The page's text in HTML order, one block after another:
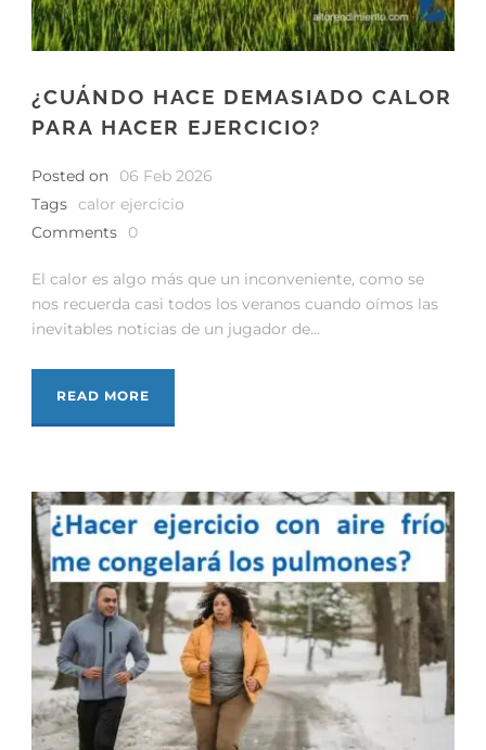
¿CUÁNDO HACE DEMASIADO CALOR
PARA HACER EJERCICIO?
Posted on
06 Feb 2026
Tags calor ejercicio
Comments
0
El calor es algo más que un inconveniente, como se
nos recuerda casi todos los veranos cuando oímos las
inevitables noticias de un jugador de...
READ MORE